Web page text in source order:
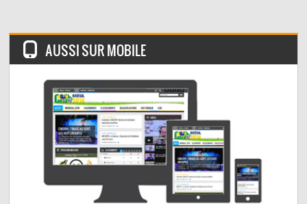
AUSSI SUR MOBILE